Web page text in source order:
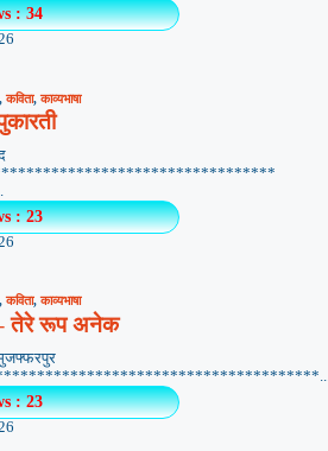
: 34
कविता,काव्यभाषा
: 23
,कविता,काव्यभाषा
– तेरे रूप अनेक
: 23